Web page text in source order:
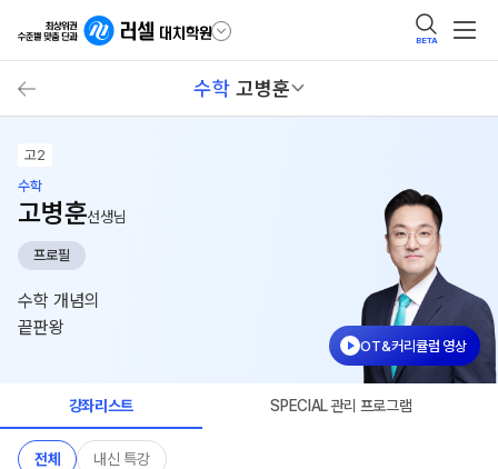
BETA
수학 고병훈
고2
수학
고병훈선생님
프로필
수학 개념의
끝판왕
OT&커리큘럼 영상
강좌리스트 SPECIAL 관리 프로그램
전체 내신 특강